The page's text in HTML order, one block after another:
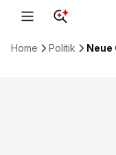
Home Politik